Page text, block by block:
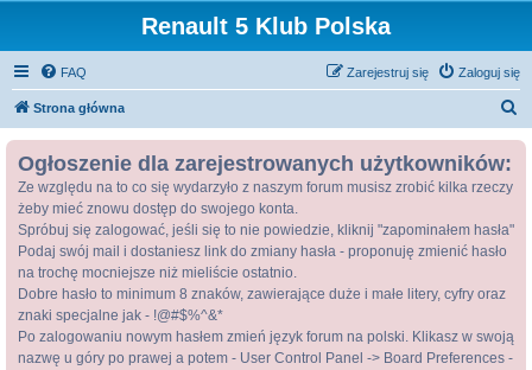
Renault 5 Klub Polska
FAQ Zaloguj się
Zarejestruj się
Strona główna
Ogłoszenie dla zarejestrowanych użytkowników:
Ze względu na to co się wydarzyło z naszym forum musisz zrobić kilka rzeczy
żeby mieć znowu dostęp do swojego konta.
Spróbuj się zalogować, jeśli się to nie powiedzie, kliknij "zapominałem hasła"
Podaj swój mail i dostaniesz link do zmiany hasła - proponuję zmienić hasło
na trochę mocniejsze niż mieliście ostatnio.
Dobre hasło to minimum 8 znaków, zawierające duże i małe litery, cyfry oraz
znaki specjalne jak - !@#$%^&*
Po zalogowaniu nowym hasłem zmień język forum na polski. Klikasz w swoją
nazwę u góry po prawej a potem - User Control Panel -> Board Preferences -